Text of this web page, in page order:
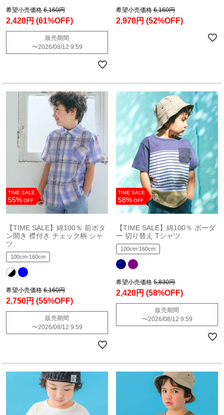
希望小売価格 6,160円
2,420円 (61%OFF)
販売期間
〜2026/08/12 9:59
希望小売価格 6,160円
2,970円 (52%OFF)
TIME SALE
55% OFF
【TIME SALE】綿100％ 前ボタ
ン開き 襟付き チェック柄 シャ
ツ
100cm-160cm
希望小売価格 6,160円
2,750円 (55%OFF)
販売期間
〜2026/08/12 9:59
TIME SALE
58% OFF
【TIME SALE】綿100％ ボーダ
ー 切り替え Tシャツ
100cm-160cm
希望小売価格 5,830円
2,420円 (58%OFF)
販売期間
〜2026/08/12 9:59